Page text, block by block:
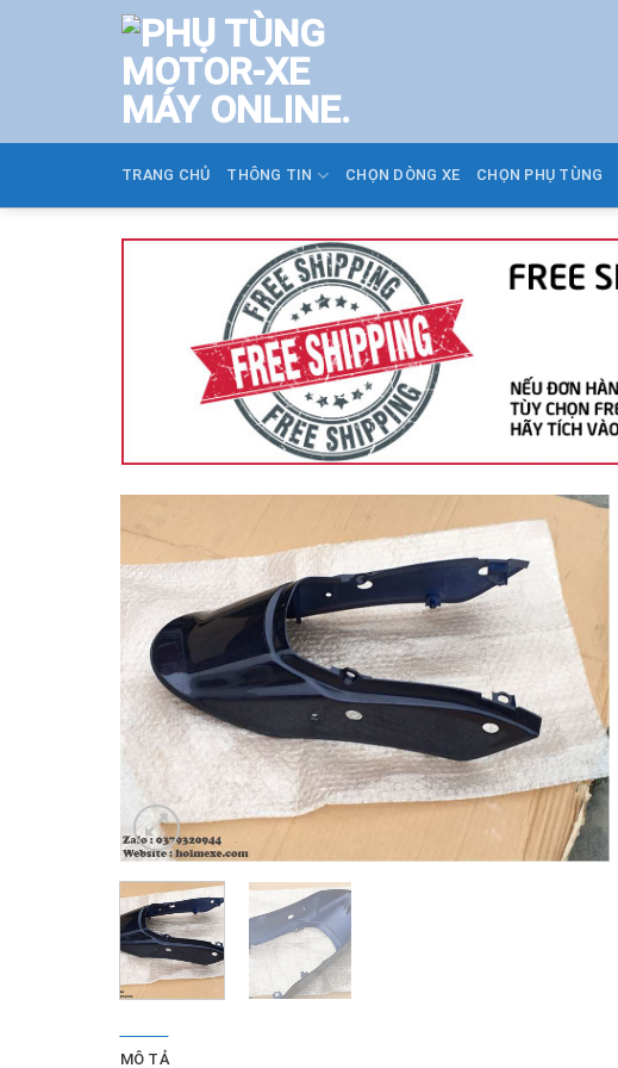
TRANG CHỦ THÔNG TIN CHỌN DÒNG XE CHỌN PHỤ TÙNG
MÔ TẢ